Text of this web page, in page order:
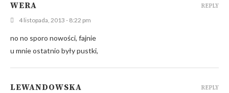
WERA
4 listopada, 2013 - 8:22 pm
no no sporo nowości, fajnie
u mnie ostatnio były pustki,
REPLY
LEWANDOWSKA REPLY